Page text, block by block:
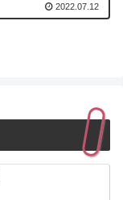
2022.07.12